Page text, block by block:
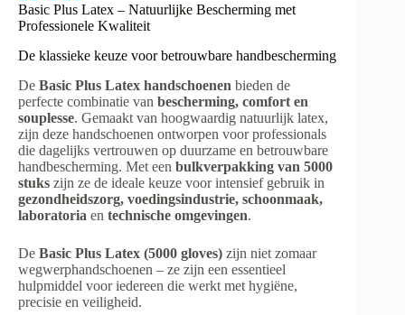
Basic Plus Latex – Natuurlijke Bescherming met
Professionele Kwaliteit
De klassieke keuze voor betrouwbare handbescherming
De Basic Plus Latex handschoenen bieden de
perfecte combinatie van bescherming, comfort en
souplesse. Gemaakt van hoogwaardig natuurlijk latex,
zijn deze handschoenen ontworpen voor professionals
die dagelijks vertrouwen op duurzame en betrouwbare
handbescherming. Met een bulkverpakking van 5000
stuks zijn ze de ideale keuze voor intensief gebruik in
gezondheidszorg, voedingsindustrie, schoonmaak,
laboratoria en technische omgevingen.
De Basic Plus Latex (5000 gloves) zijn niet zomaar
wegwerphandschoenen – ze zijn een essentieel
hulpmiddel voor iedereen die werkt met hygiëne,
precisie en veiligheid.